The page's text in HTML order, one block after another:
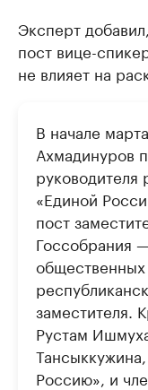
Эксперт
пост вице-
не влияет на
В начале
Ахмадинуров
руководителя
«Единой
пост
Госсобрания
общественных
заместителя.
Рустам
Россию», и